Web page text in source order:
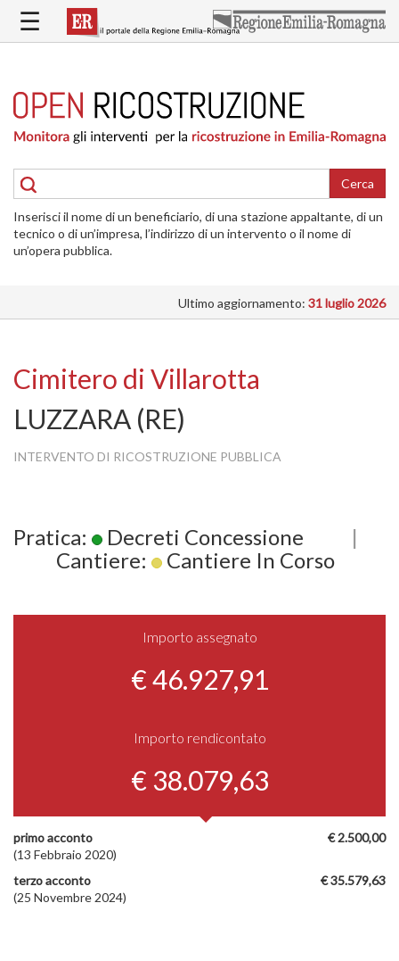
contenuto
RICOSTRUZIONE
PUBBLICA
DELLE
ABITAZIONI
RICOSTRUZIONE
ATTIVITÀ
INTERVENTI
SI
☰
Cerca
Inserisci il nome di un beneficiario, di una stazione appaltante, di un
tecnico o di un’impresa, l’indirizzo di un intervento o il nome di
un’opera pubblica.
Ultimo aggiornamento: 31 luglio 2026
Cimitero di Villarotta
LUZZARA (RE)
INTERVENTO DI RICOSTRUZIONE PUBBLICA
Pratica: Decreti Concessione
|
Cantiere:
Cantiere In Corso
Importo assegnato
€ 46.927,91
Importo rendicontato
€ 38.079,63
€ 2.500,00
primo acconto
(13 Febbraio 2020)
€ 35.579,63
terzo acconto
(25 Novembre 2024)